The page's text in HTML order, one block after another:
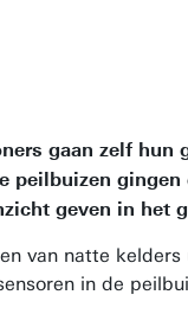
gaan zelf
peilbuizen
geven in het
van natte
in de